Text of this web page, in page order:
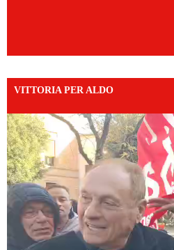
VITTORIA PER ALDO